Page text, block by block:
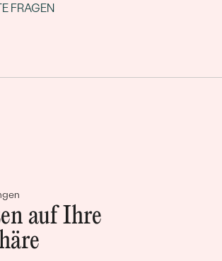
auf Ihre
FRAGEN
erschaffen wir
von Schönheit und